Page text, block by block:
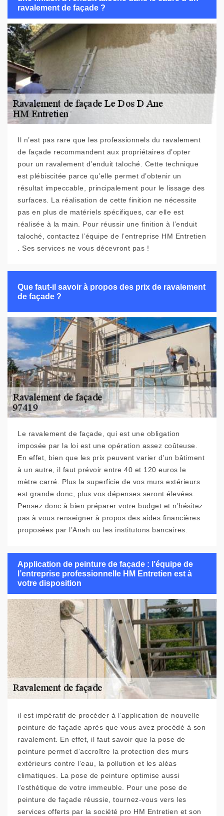
ravalement de façade ?
Il n’est pas rare que les professionnels du ravalement
de façade recommandent aux propriétaires d’opter
pour un ravalement d’enduit taloché. Cette technique
est plébiscitée parce qu’elle permet d’obtenir un
résultat impeccable, principalement pour le lissage des
surfaces. La réalisation de cette finition ne nécessite
pas en plus de matériels spécifiques, car elle est
réalisée à la main. Pour réussir une finition à l’enduit
taloché, contactez l’équipe de l’entreprise HM Entretien
. Ses services ne vous décevront pas !
Que faut-il savoir à propos des prix de ravalement
de façade ?
Le ravalement de façade, qui est une obligation
imposée par la loi est une opération assez coûteuse.
En effet, bien que les prix peuvent varier d’un bâtiment
à un autre, il faut prévoir entre 40 et 120 euros le
mètre carré. Plus la superficie de vos murs extérieurs
est grande donc, plus vos dépenses seront élevées.
Pensez donc à bien préparer votre budget et n’hésitez
pas à vous renseigner à propos des aides financières
proposées par l’Anah ou les institutons bancaires.
Application de peinture de façade : l’équipe de
l’entreprise professionnelle HM Entretien est à
votre disposition
il est impératif de procéder à l’application de nouvelle
peinture de façade après que vous avez procédé à son
ravalement. En effet, il faut savoir que la pose de
peinture permet d’accroître la protection des murs
extérieurs contre l’eau, la pollution et les aléas
climatiques. La pose de peinture optimise aussi
l’esthétique de votre immeuble. Pour une pose de
peinture de façade réussie, tournez-vous vers les
services offerts par la société pro HM Entretien et son